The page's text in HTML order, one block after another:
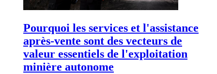
Pourquoi les services et l'assistance
après-vente sont des vecteurs de
valeur essentiels de l'exploitation
minière autonome